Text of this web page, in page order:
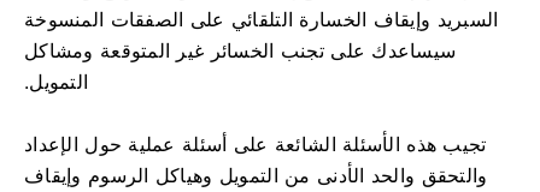
السبريد وإيقاف الخسارة التلقائي على الصفقات المنسوخة
سيساعدك على تجنب الخسائر غير المتوقعة ومشاكل
التمويل.
تجيب هذه الأسئلة الشائعة على أسئلة عملية حول الإعداد
والتحقق والحد الأدنى من التمويل وهياكل الرسوم وإيقاف